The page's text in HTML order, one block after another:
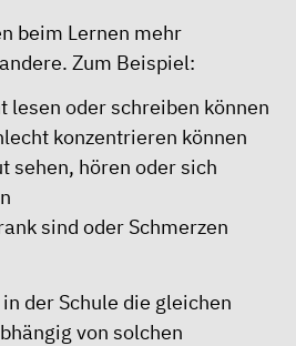
beim Lernen mehr
Zum Beispiel:
lesen oder schreiben können
konzentrieren können
sehen, hören oder sich
sind oder Schmerzen
der Schule die gleichen
von solchen